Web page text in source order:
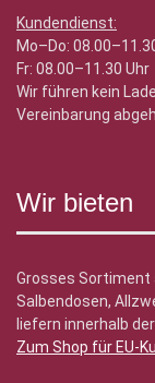
Kundendienst:
Mo–Do:
Fr: 08.00–11.30 Uhr
Wir führen kein
Vereinbarung
Wir bieten
Grosses Sortiment
Salbendosen,
liefern innerhalb
Zum Shop für EU-